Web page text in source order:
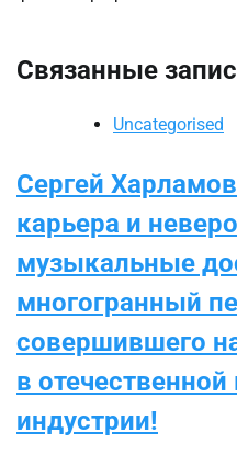
Связанные
Uncategorised
Сергей
карьера и
музыкальные
многогранный
совершившего
в
индустрии!